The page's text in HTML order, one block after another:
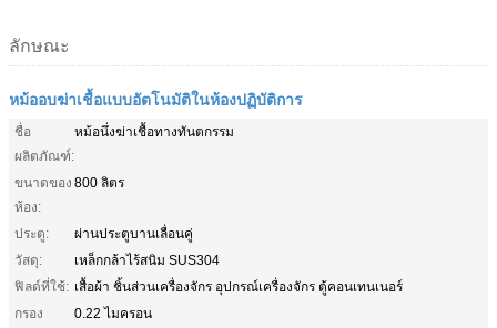
ลักษณะ
หม้ออบฆ่าเชื้อแบบอัตโนมัติในห้องปฏิบัติการ
ชื่อ
ผลิตภัณฑ์:
หม้อนึ่งฆ่าเชื้อทางทันตกรรม
ขนาดของ
ห้อง:
800 ลิตร
ประตู:
ผ่านประตูบานเลื่อนคู่
วัสดุ:
เหล็กกล้าไร้สนิม SUS304
ฟิลด์ที่ใช้: เสื้อผ้า ชิ้นส่วนเครื่องจักร อุปกรณ์เครื่องจักร ตู้คอนเทนเนอร์
กรอง
0.22 ไมครอน